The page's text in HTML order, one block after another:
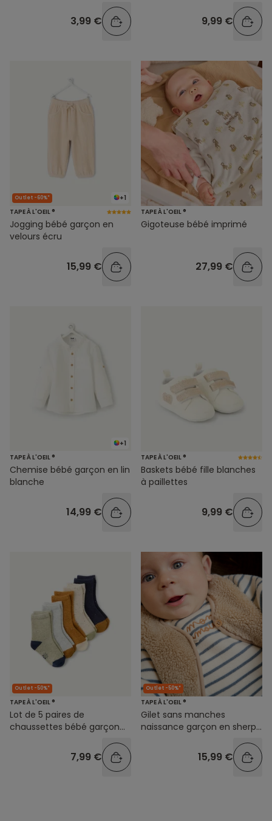
3,99 € 9,99 €
+1
Outlet -60%*
TAPE À L'OEIL ®
Jogging bébé garçon en
velours écru
15,99 €
TAPE À L'OEIL ®
Gigoteuse bébé imprimé
27,99 €
+1
TAPE À L'OEIL ®
Chemise bébé garçon en lin
blanche
14,99 €
TAPE À L'OEIL ®
Baskets bébé fille blanches
à paillettes
9,99 €
Outlet -50%*
TAPE À L'OEIL ®
Lot de 5 paires de
chaussettes bébé garçon
7,99 €
Outlet -50%*
TAPE À L'OEIL ®
Gilet sans manches
naissance garçon en sherpa
15,99 €